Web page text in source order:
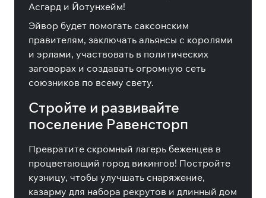
Асгард и Йотунхейм!
Эйвор будет помогать саксонским
правителям, заключать альянсы с королями
и эрлами, участвовать в политических
заговорах и создавать огромную сеть
союзников по всему свету.
Стройте и развивайте
поселение Равенсторп
Превратите скромный лагерь беженцев в
процветающий город викингов! Постройте
кузницу, чтобы улучшать снаряжение,
казарму для набора рекрутов и длинный дом